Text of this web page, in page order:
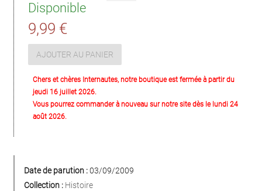
Disponible
9,99 €
AJOUTER AU PANIER
Chers et chères Internautes, notre boutique est fermée à partir du
jeudi 16 juillet 2026.
Vous pourrez commander à nouveau sur notre site dès le lundi 24
août 2026.
Date de parution :03/09/2009
Collection : Histoire